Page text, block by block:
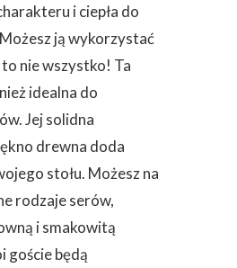
i ciepła do
ją wykorzystać
nie wszystko! Ta
idealna do
Jej solidna
drewna doda
stołu. Możesz na
rodzaje serów,
i smakowitą
goście będą